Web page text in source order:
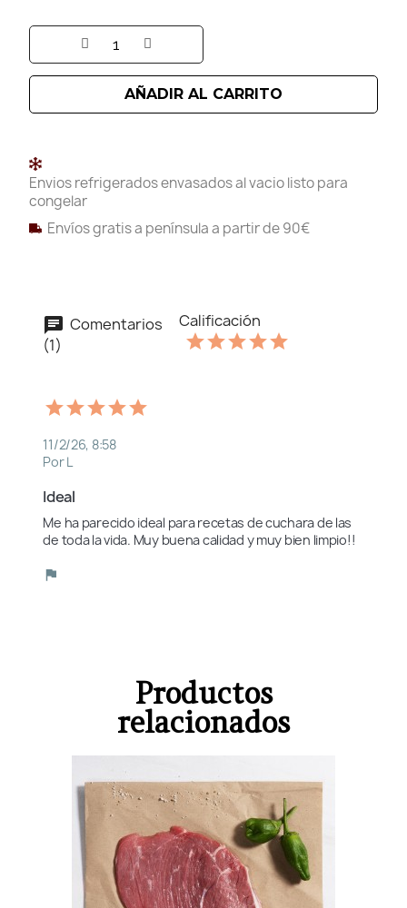
AÑADIR AL CARRITO
Envios refrigerados envasados al vacio listo para
congelar
Envíos gratis a península a partir de 90€
Comentarios
(1)
Calificación
11/2/26, 8:58
Por L
Ideal
Me ha parecido ideal para recetas de cuchara de las
de toda la vida. Muy buena calidad y muy bien limpio!!
Productos
relacionados